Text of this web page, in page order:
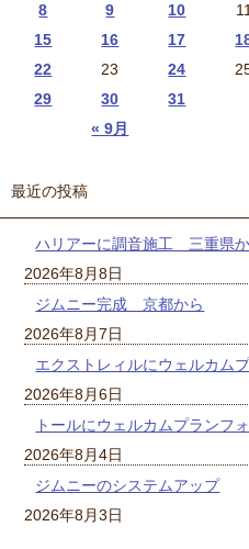
« 9月
8
9 10
15
16 17
22
23 24
29
30 31
最近の投稿
ハリアーに調音施工 三重県
2026年8月8日
ジムニー完成 京都から
2026年8月7日
エクストレィルにウェルカム
2026年8月6日
トールにウェルカムプランフ
2026年8月4日
ジムニーのシステムアップ
2026年8月3日